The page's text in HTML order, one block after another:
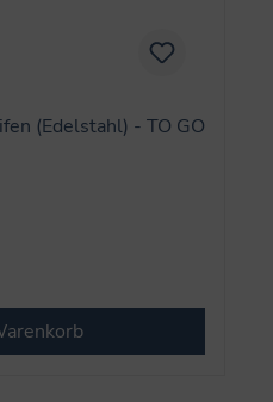
(Edelstahl) - TO GO